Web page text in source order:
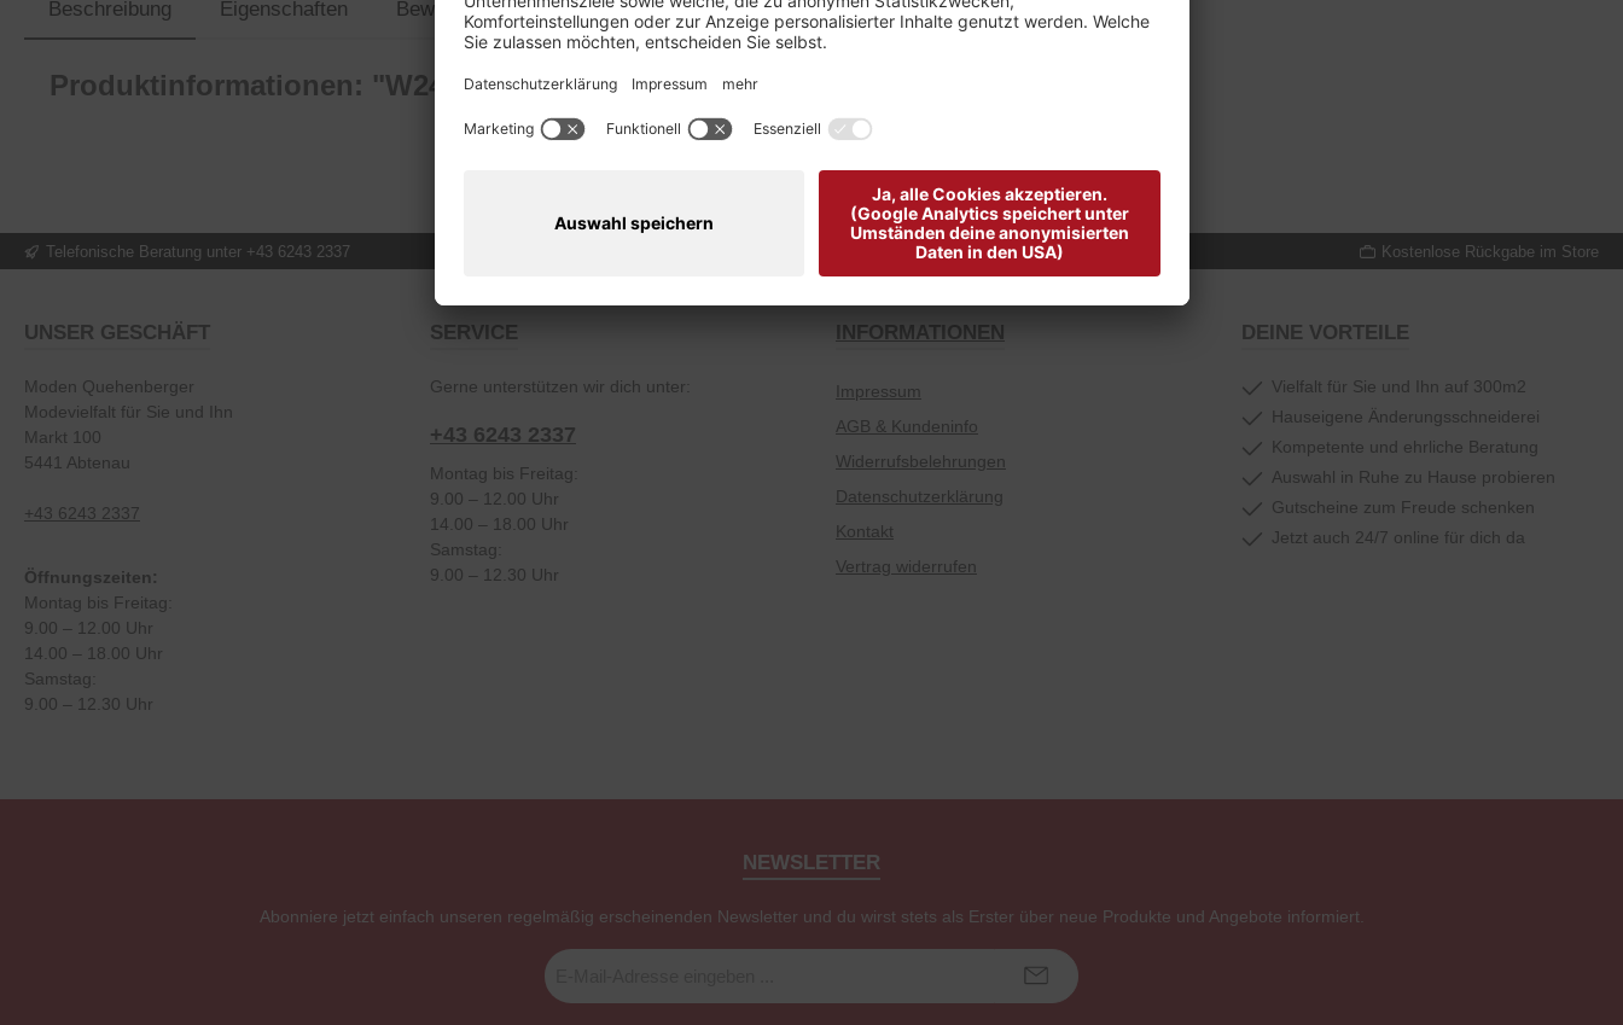
Beschreibung Eigenschaften Bewertungen
Produktinformationen: "W24F1523"
Telefonische Beratung unter +43 6243 2337 Gutscheine zum Freude schenken Kostenlose Rückgabe im Store
SERVICE
Gerne unterstützen wir dich unter:
+43 6243 2337
Montag bis Freitag:
9.00 – 12.00 Uhr
14.00 – 18.00 Uhr
Samstag:
9.00 – 12.30 Uhr
INFORMATIONEN
Impressum
AGB & Kundeninfo
Widerrufsbelehrungen
Datenschutzerklärung
Kontakt
Vertrag widerrufen
UNSER GESCHÄFT
Moden Quehenberger
Modevielfalt für Sie und Ihn
Markt 100
5441 Abtenau
+43 6243 2337
Öffnungszeiten:
Montag bis Freitag:
9.00 – 12.00 Uhr
14.00 – 18.00 Uhr
Samstag:
9.00 – 12.30 Uhr
DEINE VORTEILE
Vielfalt für Sie und Ihn auf 300m2
Hauseigene Änderungsschneiderei
Kompetente und ehrliche Beratung
Auswahl in Ruhe zu Hause probieren
Gutscheine zum Freude schenken
Jetzt auch 24/7 online für dich da
NEWSLETTER
Abonniere jetzt einfach unseren regelmäßig erscheinenden Newsletter und du wirst stets als Erster über neue Produkte und Angebote informiert.
E-
Mail-